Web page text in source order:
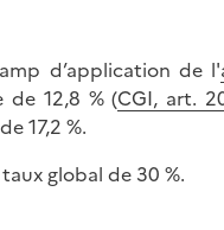
d’application de l'
de 12,8 % (CGI, art.
17,2 %.
global de 30 %.